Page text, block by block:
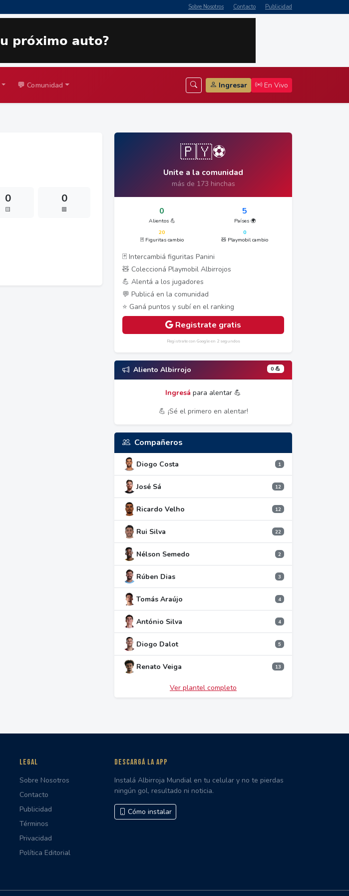
Sobre Nosotros Contacto Publicidad
💬 Comunidad Ingresar En Vivo
0
🟨
0
🟥
🇵🇾⚽
Unite a la comunidad
más de 173 hinchas
0
Alientos 💪
5
Países 🌍
20
🃏 Figuritas cambio
0
🧸 Playmobil cambio
🃏 Intercambiá figuritas Panini
🧸 Coleccioná Playmobil Albirrojos
💪 Alentá a los jugadores
💬 Publicá en la comunidad
⭐ Ganá puntos y subí en el ranking
Registrate gratis
Registrate con Google en 2 segundos
Aliento Albirrojo 0 💪
Ingresá para alentar 💪
💪 ¡Sé el primero en alentar!
Compañeros
Diogo Costa 1
José Sá 12
Ricardo Velho 12
Rui Silva 22
Nélson Semedo 2
Rúben Dias 3
Tomás Araújo 4
António Silva 4
Diogo Dalot 5
Renato Veiga 13
Ver plantel completo
LEGAL
Sobre Nosotros
Contacto
Publicidad
Términos
Privacidad
Política Editorial
DESCARGÁ LA APP
Instalá Albirroja Mundial en tu celular y no te pierdas
ningún gol, resultado ni noticia.
Cómo instalar